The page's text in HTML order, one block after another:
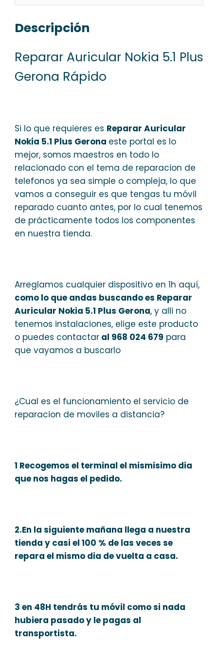
Descripción
Reparar Auricular Nokia 5.1 Plus
Gerona Rápido
Si lo que requieres es Reparar Auricular
Nokia 5.1 Plus Gerona este portal es lo
mejor, somos maestros en todo lo
relacionado con el tema de reparacion de
telefonos ya sea simple o compleja, lo que
vamos a conseguir es que tengas tu móvil
reparado cuanto antes, por lo cual tenemos
de prácticamente todos los componentes
en nuestra tienda.
Arreglamos cualquier dispositivo en 1h aquí,
como lo que andas buscando es Reparar
Auricular Nokia 5.1 Plus Gerona, y alli no
tenemos instalaciones, elige este producto
o puedes contactar al 968 024 679 para
que vayamos a buscarlo
¿Cual es el funcionamiento el servicio de
reparacion de moviles a distancia?
1 Recogemos el terminal el mismisimo dia
que nos hagas el pedido.
2.En la siguiente mañana llega a nuestra
tienda y casi el 100 % de las veces se
repara el mismo dia de vuelta a casa.
3 en 48H tendrás tu móvil como si nada
hubiera pasado y le pagas al
transportista.